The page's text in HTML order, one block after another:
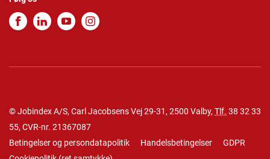
© Jobindex A/S, Carl Jacobsens Vej 29-31, 2500 Valby, Tlf. 38 32 33
55, CVR-nr. 21367087
Betingelser og persondatapolitik
Handelsbetingelser
GDPR